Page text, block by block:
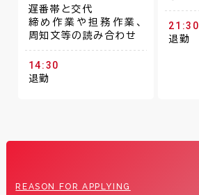
遅番帯と交代
締め作業や担務作業、
周知文等の読み合わせ
14:30
退勤
21:30
退勤
REASON FOR APPLYING